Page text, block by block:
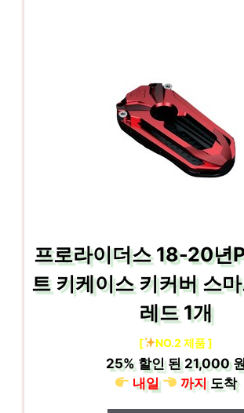
프로라이더스 18-20년
트 키케이스 키커버 스
레드 1개
[ NO.2 제품 ]
25%할인 된21,000
내일
까지도착